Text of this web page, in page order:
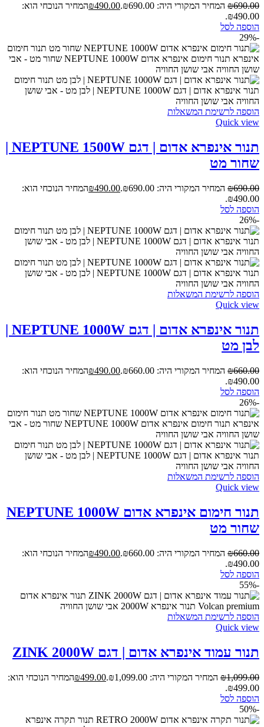
₪690.00 המחיר המקורי היה: ₪690.00. ₪490.00
המחיר הנוכחי הוא:
₪490.00.
הוספה לסל
-29%
הוספה לרשימת המשאלות
Quick view
שחור מט
₪690.00 המחיר המקורי היה: ₪690.00. ₪490.00
המחיר הנוכחי הוא:
₪490.00.
הוספה לסל
-26%
הוספה לרשימת המשאלות
Quick view
תנור אינפרא אדום | דגם NEPTUNE 1000W |
לבן מט
₪660.00 המחיר המקורי היה: ₪660.00. ₪490.00
המחיר הנוכחי הוא:
₪490.00.
הוספה לסל
-26%
הוספה לרשימת המשאלות
Quick view
תנור חימום אינפרא אדום NEPTUNE 1000W
שחור מט
₪660.00 המחיר המקורי היה: ₪660.00. ₪490.00
המחיר הנוכחי הוא:
₪490.00.
הוספה לסל
-55%
הוספה לרשימת המשאלות
Quick view
תנור עמוד אינפרא אדום | דגם ZINK 2000W
₪1,099.00 המחיר המקורי היה: ₪1,099.00. ₪499.00
המחיר הנוכחי הוא:
₪499.00.
הוספה לסל
-50%